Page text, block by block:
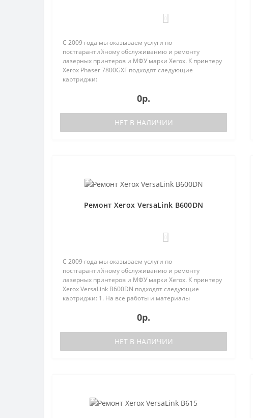
С 2009 года мы оказываем услуги по
постгарантийному обслуживанию и ремонту
лазерных принтеров и МФУ марки Xerox. К принтеру
Xerox Phaser 7800GXF подходят следующие
картриджи:
0р.
НЕТ В НАЛИЧИИ
Ремонт Xerox VersaLink B600DN
С 2009 года мы оказываем услуги по
постгарантийному обслуживанию и ремонту
лазерных принтеров и МФУ марки Xerox. К принтеру
Xerox VersaLink B600DN подходят следующие
картриджи: 1. На все работы и материалы
0р.
НЕТ В НАЛИЧИИ